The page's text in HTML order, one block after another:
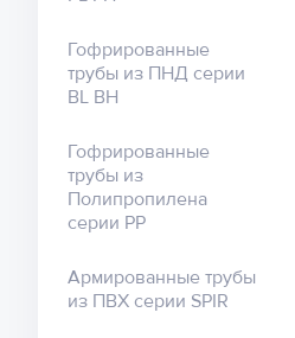
Кабель-каналы
Миниканалы MEX
Миниканалы MEX-U
Цветные миниканалы
МЕХ
Гофрированные
трубы из ПНД серии
BL BH
Гофрированные
трубы из
Полипропилена
серии PP
Армированные трубы
из ПВХ серии SPIR